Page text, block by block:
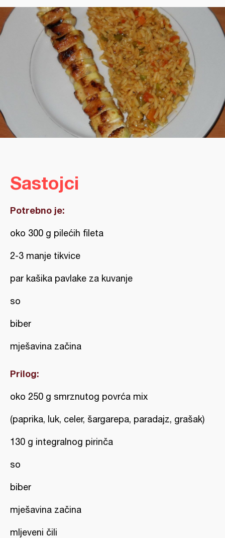
Sastojci
Potrebno je:
oko 300 g pilećih fileta
2-3 manje tikvice
par kašika pavlake za kuvanje
so
biber
mješavina začina
Prilog:
oko 250 g smrznutog povrća mix
(paprika, luk, celer, šargarepa, paradajz, grašak)
130 g integralnog pirinča
so
biber
mješavina začina
mljeveni čili